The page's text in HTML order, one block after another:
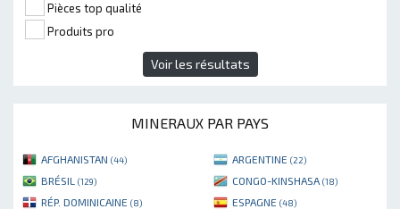
Pièces top qualité
Produits pro
Voir les résultats
MINERAUX PAR PAYS
AFGHANISTAN (44) ARGENTINE (22)
BRÉSIL (129) CONGO-KINSHASA (18)
RÉP. DOMINICAINE (8) ESPAGNE (48)